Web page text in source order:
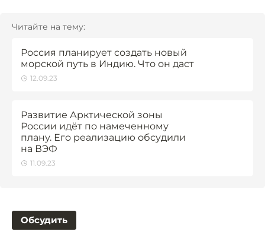
Читайте на тему:
Россия планирует создать новый
морской путь в Индию. Что он даст
12.09.23
Развитие Арктической зоны
России идёт по намеченному
плану. Его реализацию обсудили
на ВЭФ
11.09.23
Обсудить